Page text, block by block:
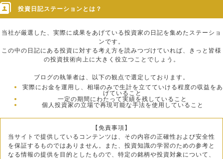
投資日記ステーションとは？
当社が厳選した、実際に成果をあげている投資家の日記を集めたステーショ
ンです。
この中の日記にある投資に対する考え方を読みつづけていれば、きっと皆様
の投資技術向上に大きく役立つことでしょう。
ブログの執筆者は、以下の観点で選定しております。
実際にお金を運用し、相場のみで生計を立てていける程度の収益をあ
げていること
一定の期間にわたって実績を残していること
個人投資家の立場で再現可能な手法を使用していること
【免責事項】
当サイトで提供しているコンテンツは、その内容の正確性および安全性
を保証するものではありません。また、投資知識の学習のための参考と
なる情報の提供を目的としたもので、特定の銘柄や投資対象について、